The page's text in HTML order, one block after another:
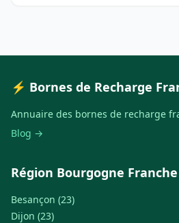
⚡ Bornes de Recharge
Annuaire des bornes de recharge
Blog →
Région Bourgogne
Besançon (23)
Dijon (23)